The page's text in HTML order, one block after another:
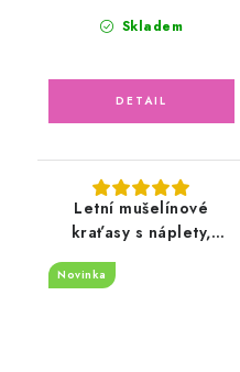
Skladem
Letní mušelínové
kraťasy s náplety,
Novinka